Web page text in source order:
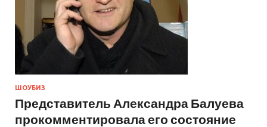
ШОУБИЗ
Представитель Александра Балуева
прокомментировала его состояние